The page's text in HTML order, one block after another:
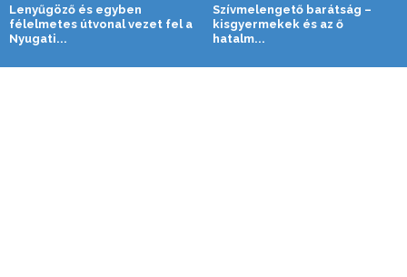
Lenyűgöző és egyben
félelmetes útvonal vezet fel a
Nyugati...
Szívmelengető barátság –
kisgyermekek és az ő
hatalm...